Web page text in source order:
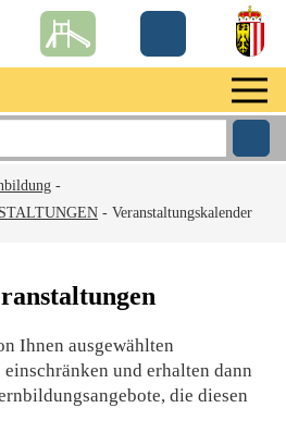
-
- Veranstaltungskalender
Ihnen ausgewählten
und erhalten dann
die diesen